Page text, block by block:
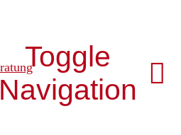
Toggle
Navigation